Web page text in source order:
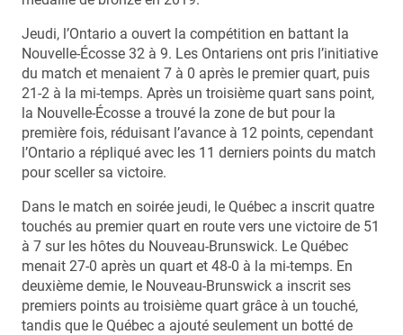
Jeudi, l’Ontario a ouvert la compétition en battant la
Nouvelle-Écosse 32 à 9. Les Ontariens ont pris l’initiative
du match et menaient 7 à 0 après le premier quart, puis
21-2 à la mi-temps. Après un troisième quart sans point,
la Nouvelle-Écosse a trouvé la zone de but pour la
première fois, réduisant l’avance à 12 points, cependant
l’Ontario a répliqué avec les 11 derniers points du match
pour sceller sa victoire.
Dans le match en soirée jeudi, le Québec a inscrit quatre
touchés au premier quart en route vers une victoire de 51
à 7 sur les hôtes du Nouveau-Brunswick. Le Québec
menait 27-0 après un quart et 48-0 à la mi-temps. En
deuxième demie, le Nouveau-Brunswick a inscrit ses
premiers points au troisième quart grâce à un touché,
tandis que le Québec a ajouté seulement un botté de